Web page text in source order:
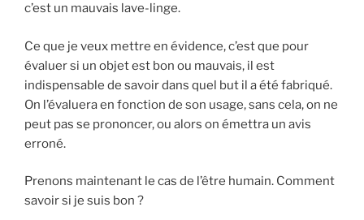
c’est un mauvais lave-linge.
Ce que je veux mettre en évidence, c’est que pour
évaluer si un objet est bon ou mauvais, il est
indispensable de savoir dans quel but il a été fabriqué.
On l’évaluera en fonction de son usage, sans cela, on ne
peut pas se prononcer, ou alors on émettra un avis
erroné.
Prenons maintenant le cas de l’être humain. Comment
savoir si je suis bon ?